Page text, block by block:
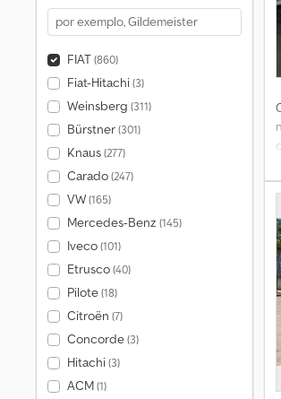
FIAT(860)
Fiat-Hitachi(3)
Weinsberg (311)
Bürstner(301)
Knaus(277)
Carado(247)
VW(165)
Mercedes-Benz (145)
Iveco(101)
Etrusco(40)
Pilote(18)
Citroën (7)
Concorde(3)
Hitachi(3)
ACM(1)